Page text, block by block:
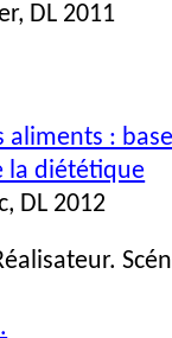
DL 2011
aliments :
la diététique
DL 2012